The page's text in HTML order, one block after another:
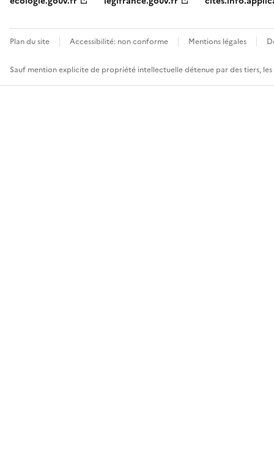
Plan du site Accessibilité: non conforme Mentions légales
Sauf mention explicite de propriété intellectuelle détenue par des tiers,